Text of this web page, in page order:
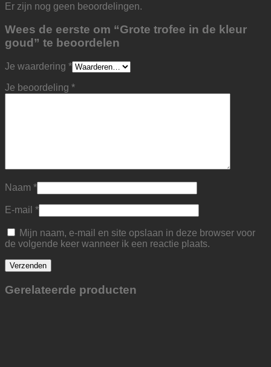
Er zijn nog geen beoordelingen.
Wees de eerste om “Grote trofee in de kleur
goud” te beoordelen
Je waardering *
Je beoordeling *
Naam *
E-mail *
Mijn naam, e-mail en site opslaan in deze browser voor
de volgende keer wanneer ik een reactie plaats.
Gerelateerde producten